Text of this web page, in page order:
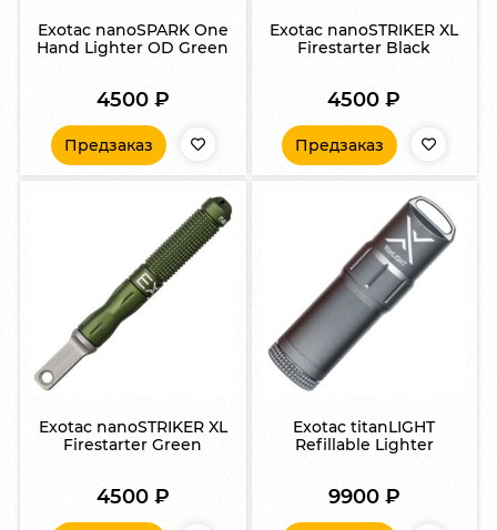
Exotac nanoSPARK One
Hand Lighter OD Green
4500 ₽
Предзаказ
Exotac nanoSTRIKER XL
Firestarter Black
4500₽
Предзаказ
Exotac nanoSTRIKER XL
Firestarter Green
4500 ₽
Exotac titanLIGHT
Refillable Lighter
9900 ₽